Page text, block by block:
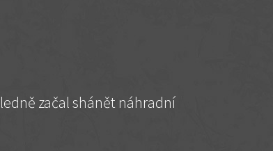
začal shánět náhradní